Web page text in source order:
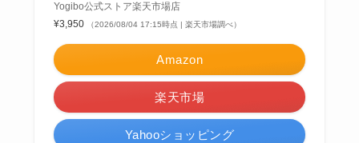
Yogibo公式ストア楽天市場店
¥3,950
（2026/08/04 17:15時点 | 楽天市場調べ）
Amazon
楽天市場
Yahooショッピング